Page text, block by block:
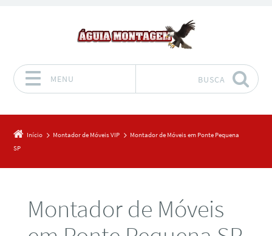
MENU BUSCA
Início Montador de Móveis VIP
Montador de Móveis em Ponte Pequena
SP
Montador de Móveis